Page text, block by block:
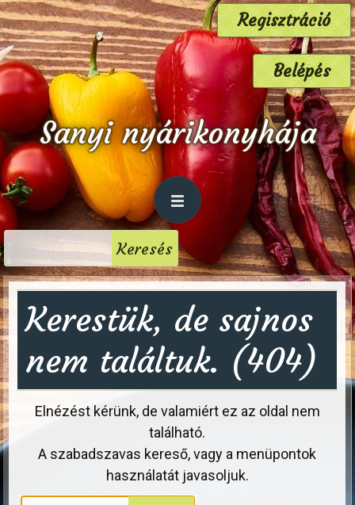
Regisztráció
Belépés
Sanyi nyárikonyhája
Kerestük, de sajnos
nem találtuk. (404)
Elnézést kérünk, de valamiért ez az oldal nem
található.
A szabadszavas kereső, vagy a menüpontok
használatát javasoljuk.